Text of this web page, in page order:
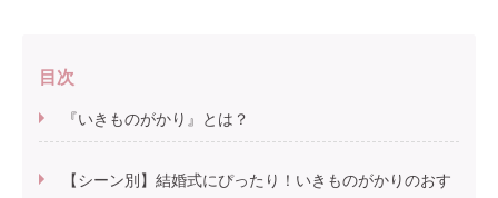
目次
『いきものがかり』とは？
【シーン別】結婚式にぴったり！いきものがかりのおす